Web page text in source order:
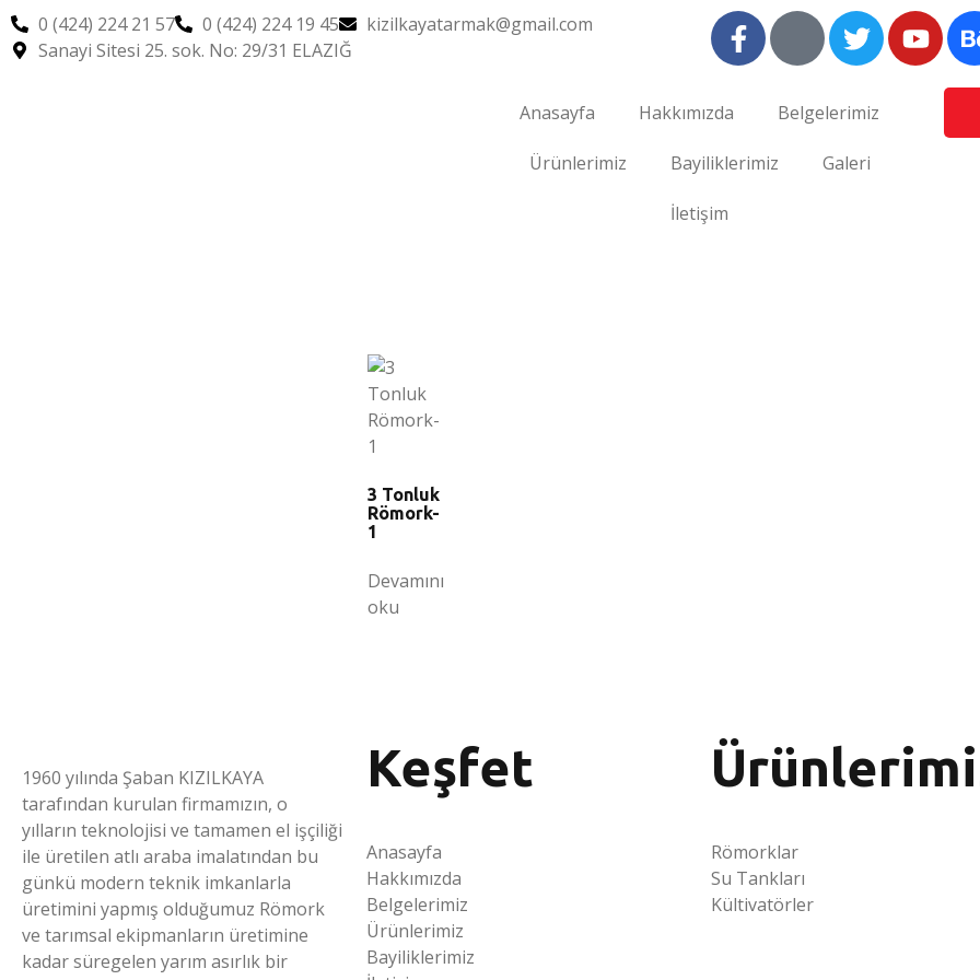
0 (424) 224 21 57 0 (424) 224 19 45
kizilkayatarmak@gmail.com
Sanayi Sitesi 25. sok. No: 29/31 ELAZIĞ
Anasayfa Hakkımızda Belgelerimiz
Ürünlerimiz Bayiliklerimiz Galeri
İletişim
3 Tonluk
Römork-
1
Devamını
oku
1960 yılında Şaban KIZILKAYA
tarafından kurulan firmamızın, o
yılların teknolojisi ve tamamen el işçiliği
ile üretilen atlı araba imalatından bu
günkü modern teknik imkanlarla
üretimini yapmış olduğumuz Römork
ve tarımsal ekipmanların üretimine
kadar süregelen yarım asırlık bir
Keşfet
Anasayfa
Hakkımızda
Belgelerimiz
Ürünlerimiz
Bayiliklerimiz
Römorklar
Su Tankları
Kültivatörler